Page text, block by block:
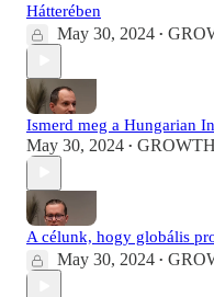
Hátterében
May 30, 2024 •
Ismerd meg a Hungarian
May 30, 2024 •
A célunk, hogy globális
May 30, 2024 •